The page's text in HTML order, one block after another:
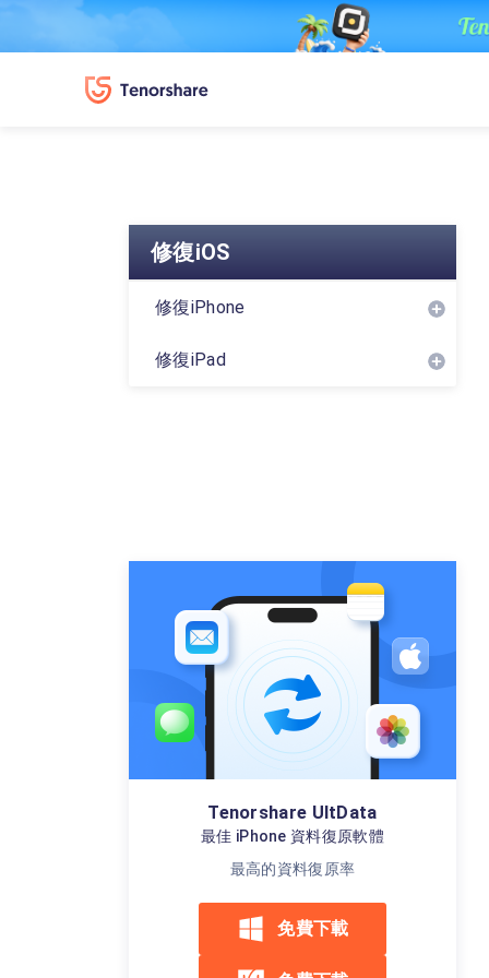
修復iOS
修復iPhone
修復iPad
Tenorshare UltData
最佳 iPhone 資料復原軟體
最高的資料復原率
免費下載